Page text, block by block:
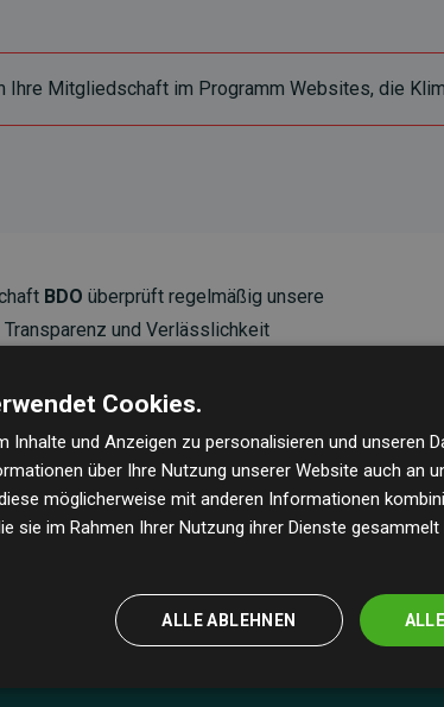
Ihre Mitgliedschaft im Programm Websites, die
BDO überprüft regelmäßig unsere
und Verlässlichkeit
Investitionen in Klimaschutzprojekte im
CO₂-Emissionender teilnehmenden
Nachweis für die messbare Klimawirkung
Cookies.
Inhalte und Anzeigen zu personalisieren und unseren
über Ihre Nutzung unserer Website auch an
möglicherweise mit anderen Informationen
sie im Rahmen Ihrer Nutzung ihrer Dienste gesammelt
ALLE ABLEHNEN